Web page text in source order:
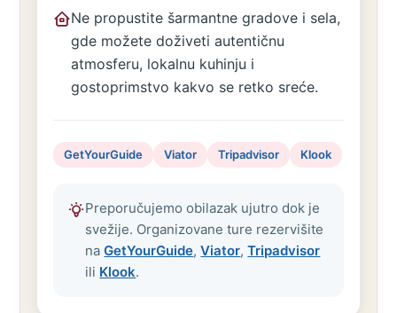
Ne propustite šarmantne gradove i sela,
gde možete doživeti autentičnu
atmosferu, lokalnu kuhinju i
gostoprimstvo kakvo se retko sreće.
GetYourGuide Viator Tripadvisor Klook
Preporučujemo obilazak ujutro dok je
svežije. Organizovane ture rezervišite
naGetYourGuide,Viator,Tripadvisor
ili Klook.